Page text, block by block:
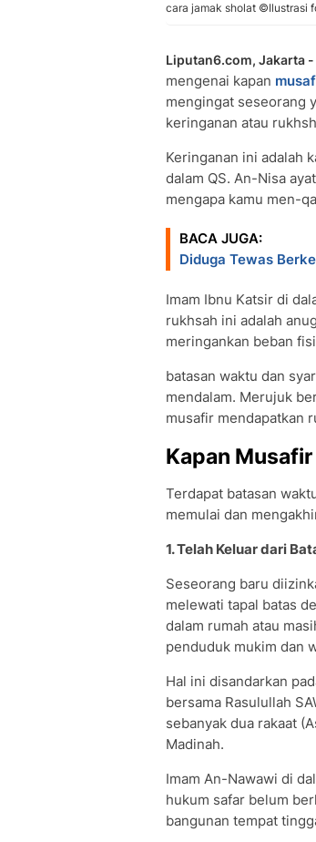
cara jamak sholat ©Ilustrasi
Liputan6.com, Jakarta -
mengenai kapan
mengingat seseorang
keringanan atau
Keringanan ini adalah
dalam QS. An-Nisa
mengapa kamu men-
BACA JUGA:
Diduga Tewas
Imam Ibnu Katsir di
rukhsah ini adalah
meringankan beban
batasan waktu dan
mendalam. Merujuk
musafir mendapatkan
Kapan
Terdapat batasan
memulai dan
1. Telah Keluar dari
Seseorang baru
melewati tapal batas
dalam rumah atau
penduduk mukim dan
Hal ini disandarkan
bersama Rasulullah
sebanyak dua rakaat
Madinah.
Imam An-Nawawi di
hukum safar belum
bangunan tempat